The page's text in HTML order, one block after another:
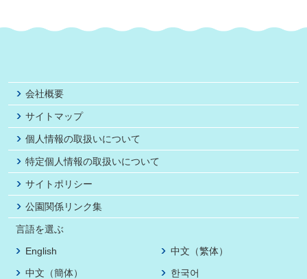
会社概要
サイトマップ
個人情報の取扱いについて
特定個人情報の取扱いについて
サイトポリシー
公園関係リンク集
言語を選ぶ
English
中文（繁体）
中文（簡体）
한국어